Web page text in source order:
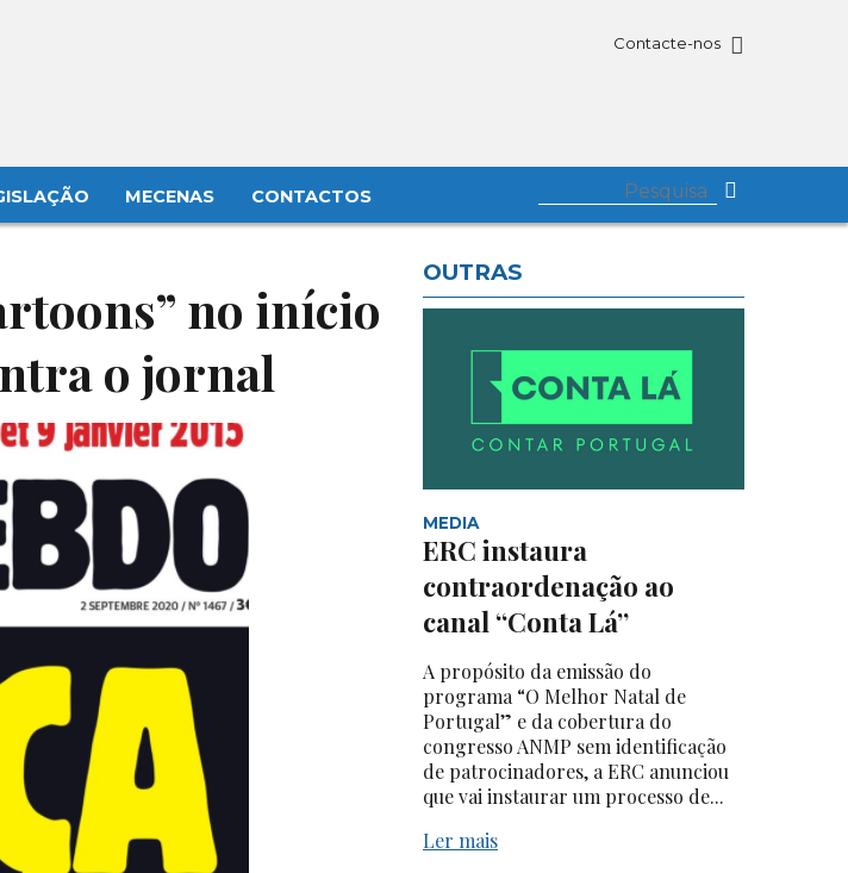
Contacte-nos
MECENAS CONTACTOS
no início
o jornal
OUTRAS
MEDIA
ERC instaura
contraordenação ao
canal “Conta Lá”
A propósito da emissão do
programa “O Melhor Natal de
Portugal” e da cobertura do
congresso ANMP sem identificação
de patrocinadores, a ERC anunciou
que vai instaurar um processo de...
Ler mais